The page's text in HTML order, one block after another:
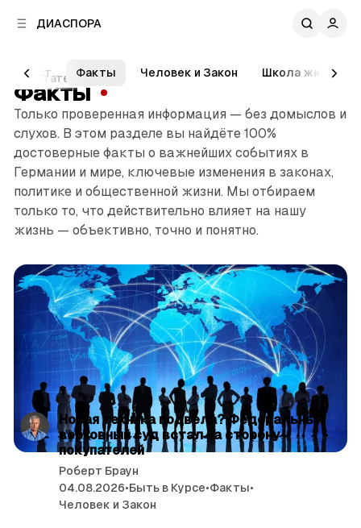
ДИАСПОРА
Тест Факты Человек и Закон Школа жизни
107 статей
Факты
Только проверенная информация — без домыслов и
слухов. В этом разделе вы найдёте 100%
достоверные факты о важнейших событиях в
Германии и мире, ключевые изменения в законах,
политике и общественной жизни. Мы отбираем
только то, что действительно влияет на нашу
жизнь — объективно, точно и понятно.
С
т
читать 3 мин.
Новая техника подвела? Федеральный
верховный суд встал на сторону
покупателей
Роберт Браун
04.08.2026•Быть в Курсе•Факты•
Человек и Закон